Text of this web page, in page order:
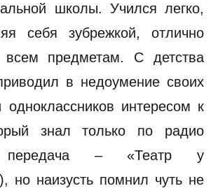
школы. Учился легко,
себя зубрежкой, отлично
всем предметам. С детства
в недоумение своих
одноклассников интересом к
знал только по радио
передача – «Театр у
но наизусть помнил чуть не